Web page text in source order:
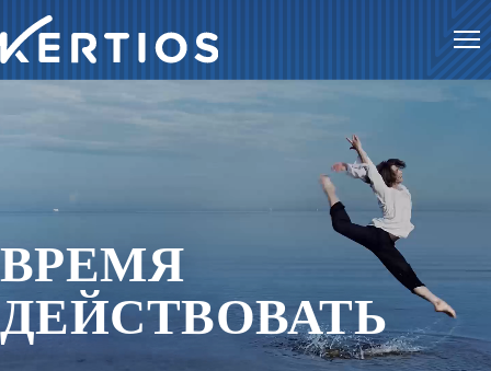
ВРЕМЯ
ДЕЙСТВОВАТЬ